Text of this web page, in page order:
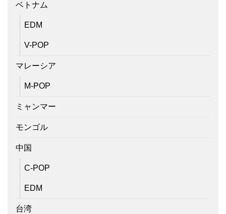
ベトナム
EDM
V-POP
マレーシア
M-POP
ミャンマー
モンゴル
中国
C-POP
EDM
台湾